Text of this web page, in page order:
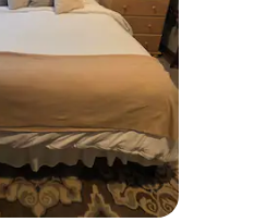
arvostelua